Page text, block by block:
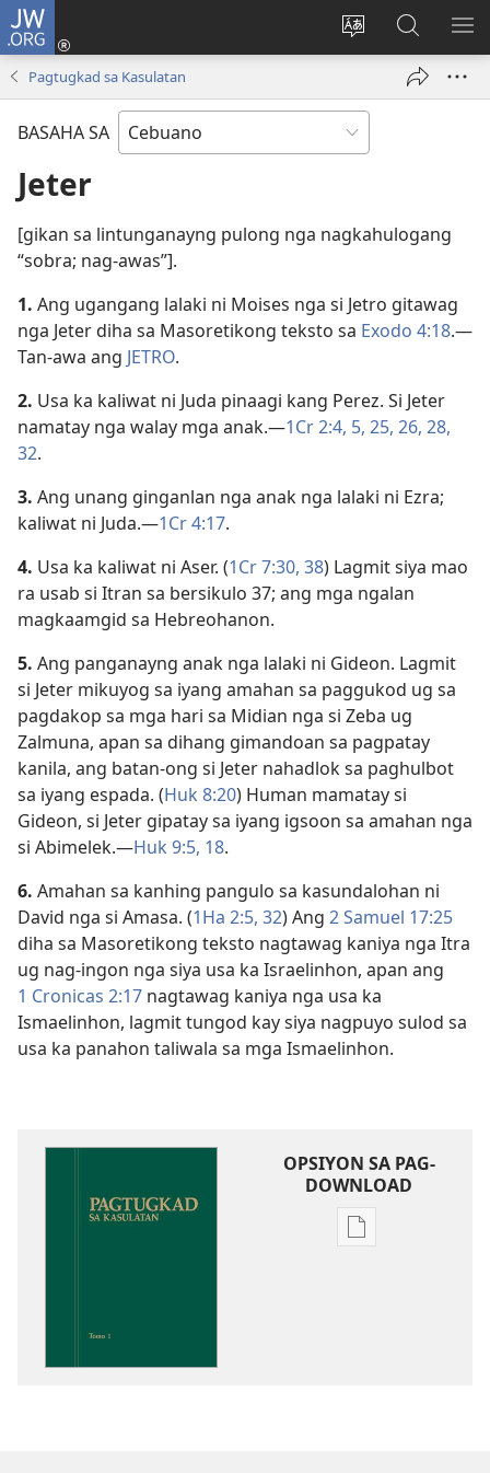
JW.ORG
Ilisi
pinulongan
sa
site
Log
ug
Pangitaa
sa
JW.ORG
Pagtugkad sa Kasulatan
BASAHA SA
Jeter
[gikan sa lintunganayng pulong nga nagkahulogang
“sobra; nag-awas”].
1. Ang ugangang lalaki ni Moises nga si Jetro gitawag
nga Jeter diha sa Masoretikong teksto sa Exodo 4:18.​—
Tan-awa ang JETRO.
2. Usa ka kaliwat ni Juda pinaagi kang Perez. Si Jeter
namatay nga walay mga anak.​—1Cr 2:​4, 5, 25, 26, 28,
32.
3. Ang unang ginganlan nga anak nga lalaki ni Ezra;
kaliwat ni Juda.​—1Cr 4:17.
4. Usa ka kaliwat ni Aser. (1Cr 7:​30, 38) Lagmit siya mao
ra usab si Itran sa bersikulo 37; ang mga ngalan
magkaamgid sa Hebreohanon.
5. Ang panganayng anak nga lalaki ni Gideon. Lagmit
si Jeter mikuyog sa iyang amahan sa paggukod ug sa
pagdakop sa mga hari sa Midian nga si Zeba ug
Zalmuna, apan sa dihang gimandoan sa pagpatay
kanila, ang batan-ong si Jeter nahadlok sa paghulbot
sa iyang espada. (Huk 8:20) Human mamatay si
Gideon, si Jeter gipatay sa iyang igsoon sa amahan nga
si Abimelek.​—Huk 9:​5, 18.
6. Amahan sa kanhing pangulo sa kasundalohan ni
David nga si Amasa. (1Ha 2:​5, 32) Ang 2 Samuel 17:25
diha sa Masoretikong teksto nagtawag kaniya nga Itra
ug nag-ingon nga siya usa ka Israelinhon, apan ang
1 Cronicas 2:17 nagtawag kaniya nga usa ka
Ismaelinhon, lagmit tungod kay siya nagpuyo sulod sa
usa ka panahon taliwala sa mga Ismaelinhon.
OPSIYON SA PAG-
DOWNLOAD
Opsiyon